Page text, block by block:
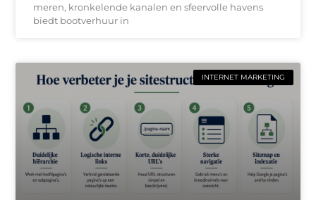
meren, kronkelende kanalen en sfeervolle havens
biedt bootverhuur in
INTERNET MARKETING